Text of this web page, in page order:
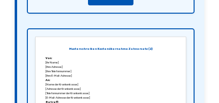
Musterschreiben Kostenübernahme Zahnersatz (2)
Von:
[Ihr Name]
[Ihre Adresse]
[Ihre Telefonnummer]
[Ihre E-Mail-Adresse]
An:
[Name der Krankenkasse]
[Adresse der Krankenkasse]
[Telefonnummer der Krankenkasse]
[E-Mail-Adresse der Krankenkasse]
Betreff: